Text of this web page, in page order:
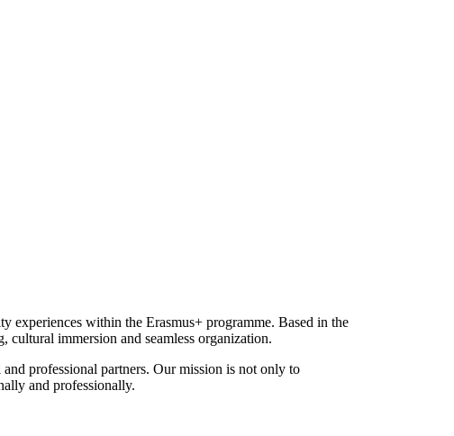
within the Erasmus+ programme. Based in the
immersion and seamless organization.
professional partners. Our mission is not only to
and professionally.